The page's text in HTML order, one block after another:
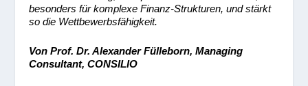
besonders für komplexe Finanz-Strukturen, und stärkt
so die Wettbewerbsfähigkeit.
Von Prof. Dr. Alexander Fülleborn, Managing
Consultant, CONSILIO